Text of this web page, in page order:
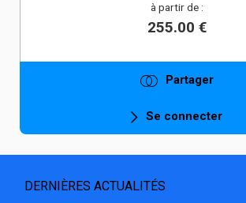
à partir de :
255.00 €
Partager
Se connecter
DERNIÈRES ACTUALITÉS